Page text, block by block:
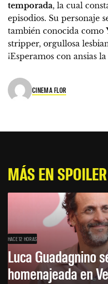
temporada, la cual
episodios. Su personaje
también conocida como
stripper, orgullosa
¡Esperamos con ansias la
CINEMA FLOR
MÁS EN SPOILER
HACE 12 HORAS
Luca Guadagnino
homenajeada en